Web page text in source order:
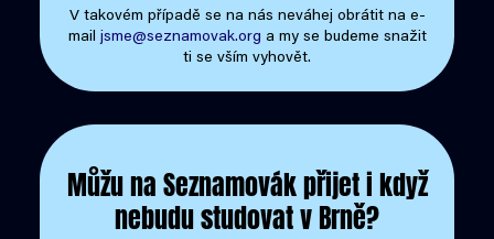
V takovém případě se na nás neváhej obrátit na e-
mail jsme@seznamovak.org a my se budeme snažit
ti se vším vyhovět.
Můžu na Seznamovák přijet i když
nebudu studovat v Brně?